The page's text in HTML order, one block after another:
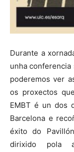
Durante a
unha
poderemos ver
os proxectos
EMBT é un dos
Barcelona e
éxito do
dirixido pola